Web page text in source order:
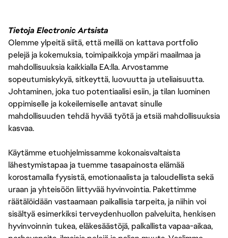
Tietoja Electronic Artsista
Olemme ylpeitä siitä, että meillä on kattava portfolio
pelejä ja kokemuksia, toimipaikkoja ympäri maailmaa ja
mahdollisuuksia kaikkialla EA:lla. Arvostamme
sopeutumiskykyä, sitkeyttä, luovuutta ja uteliaisuutta.
Johtaminen, joka tuo potentiaalisi esiin, ja tilan luominen
oppimiselle ja kokeilemiselle antavat sinulle
mahdollisuuden tehdä hyvää työtä ja etsiä mahdollisuuksia
kasvaa.
Käytämme etuohjelmissamme kokonaisvaltaista
lähestymistapaa ja tuemme tasapainosta elämää
korostamalla fyysistä, emotionaalista ja taloudellista sekä
uraan ja yhteisöön liittyvää hyvinvointia. Pakettimme
räätälöidään vastaamaan paikallisia tarpeita, ja niihin voi
sisältyä esimerkiksi terveydenhuollon palveluita, henkisen
hyvinvoinnin tukea, eläkesäästöjä, palkallista vapaa-aikaa,